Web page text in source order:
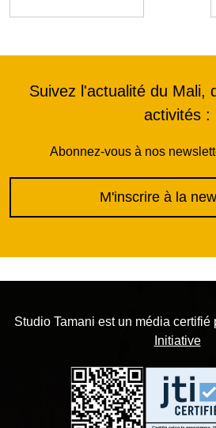
Suivez l'actualité du Mali,
activités :
Abonnez-vous à nos
M'inscrire à la
Studio Tamani est un média certifié
Initiative